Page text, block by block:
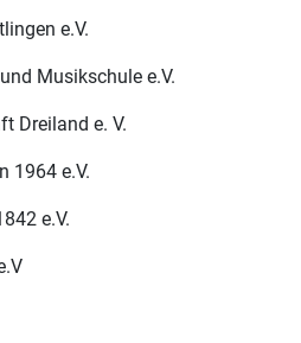
e.V.
Musikschule e.V.
Dreiland e. V.
1964 e.V.
e.V.